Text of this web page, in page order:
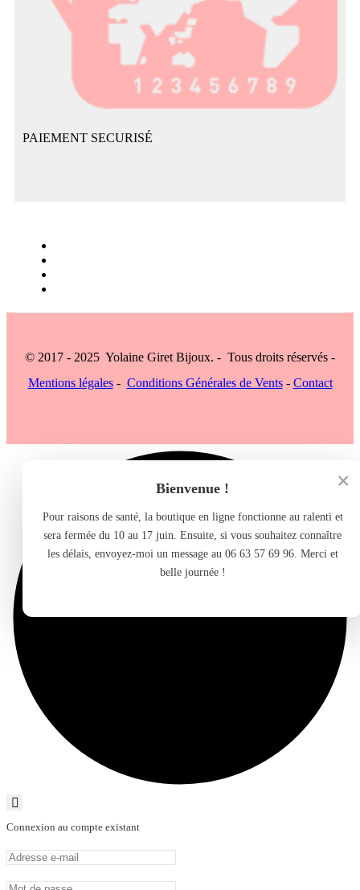
PAIEMENT SECURISÉ
© 2017 - 2025 Yolaine Giret Bijoux. - Tous droits réservés -
Mentions légales- Conditions Générales de Vents- Contact
×
Bienvenue !
Pour raisons de santé, la boutique en ligne fonctionne au ralenti et
sera fermée du 10 au 17 juin. Ensuite, si vous souhaitez connaître
les délais, envoyez-moi un message au 06 63 57 69 96. Merci et
belle journée !
Connexion au compte existant